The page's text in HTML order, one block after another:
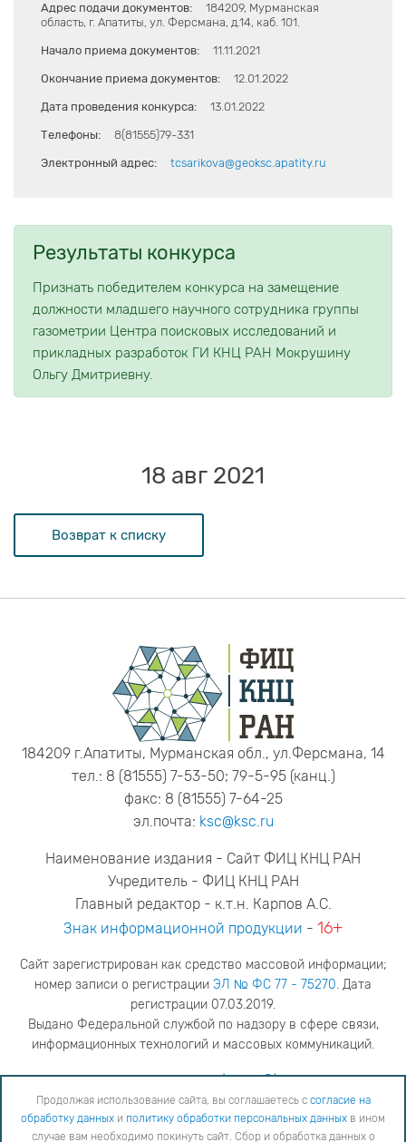
Адрес подачи документов:
184209, Мурманская
область, г. Апатиты, ул. Ферсмана, д.14, каб. 101.
Начало приема документов: 11.11.2021
Окончание приема документов: 12.01.2022
Дата проведения конкурса: 13.01.2022
Телефоны: 8(81555)79-331
Электронный адрес: tcsarikova@geoksc.apatity.ru
Результаты конкурса
Признать победителем конкурса на замещение
должности младшего научного сотрудника группы
газометрии Центра поисковых исследований и
прикладных разработок ГИ КНЦ РАН Мокрушину
Ольгу Дмитриевну.
Возврат к списку
18 авг 2021
184209 г.Апатиты, Мурманская обл., ул.Ферсмана, 14
тел.: 8 (81555) 7-53-50; 79-5-95 (канц.)
факс: 8 (81555) 7-64-25
эл.почта: ksc@ksc.ru
Наименование издания - Сайт ФИЦ КНЦ РАН
Учредитель - ФИЦ КНЦ РАН
Главный редактор - к.т.н. Карпов А.С.
Знак информационной продукции - 16+
Сайт зарегистрирован как средство массовой информации;
номер записи о регистрации ЭЛ № ФС 77 - 75270. Дата
регистрации 07.03.2019.
Выдано Федеральной службой по надзору в сфере связи,
информационных технологий и массовых коммуникаций.
адрес редакцииya.stogova@ksc.ru
телефон редакции81555-79-516
Продолжая использование сайта, вы соглашаетесь с согласие на обработку данных
Продолжая использование сайта, вы соглашаетесь с согласие на
обработку данных и политику обработки персональных данных в ином
случае вам необходимо покинуть сайт. Сбор и обработка данных о